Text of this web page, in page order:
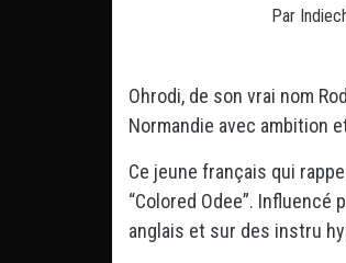
Par
Ohrodi, de son vrai nom
Normandie avec ambition
Ce jeune français qui
“Colored Odee”.
anglais et sur des instru